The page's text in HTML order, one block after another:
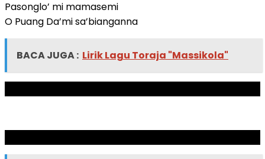
Pasonglo’ mi mamasemi
O Puang Da’mi sa’bianganna
BACA JUGA : Lirik Lagu Toraja "Massikola"